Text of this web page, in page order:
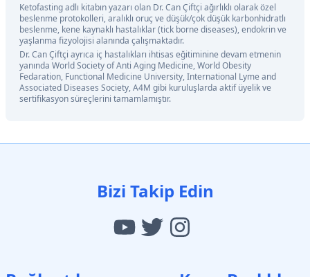
Ketofasting adlı kitabın yazarı olan Dr. Can Çiftçi ağırlıklı olarak özel
beslenme protokolleri, aralıklı oruç ve düşük/çok düşük karbonhidratlı
beslenme, kene kaynaklı hastalıklar (tick borne diseases), endokrin ve
yaşlanma fizyolojisi alanında çalışmaktadır.
Dr. Can Çiftçi ayrıca iç hastalıkları ihtisas eğitiminine devam etmenin
yanında World Society of Anti Aging Medicine, World Obesity
Fedaration, Functional Medicine University, International Lyme and
Associated Diseases Society, A4M gibi kuruluşlarda aktif üyelik ve
sertifikasyon süreçlerini tamamlamıştır.
Bizi Takip Edin